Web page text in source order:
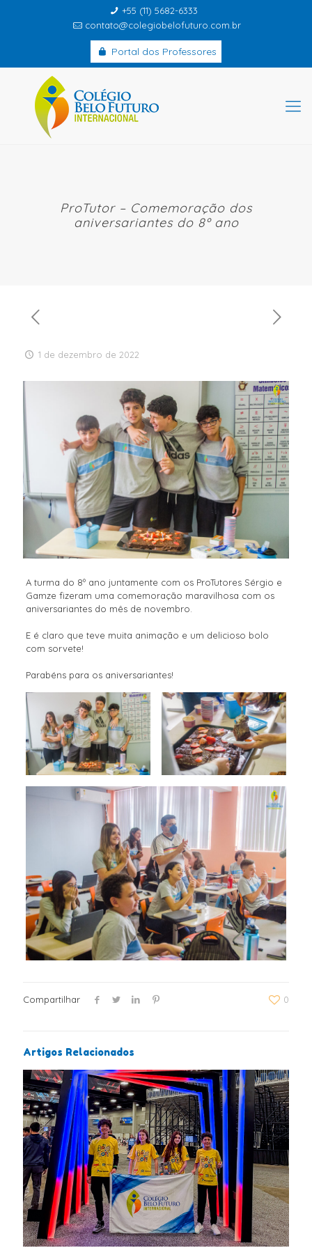
+55 (11) 5682-6333
contato@colegiobelofuturo.com.br
Portal dos Professores
ProTutor – Comemoração dos
aniversariantes do 8º ano
1 de dezembro de 2022
A turma do 8º ano juntamente com os ProTutores Sérgio e
Gamze fizeram uma comemoração maravilhosa com os
aniversariantes do mês de novembro.
E é claro que teve muita animação e um delicioso bolo
com sorvete!
Parabéns para os aniversariantes!
Compartilhar 0
Artigos Relacionados